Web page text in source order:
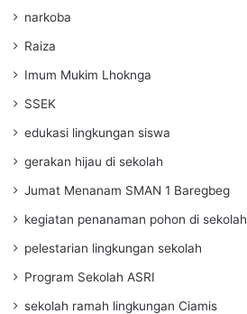
narkoba
Raiza
Imum Mukim Lhoknga
SSEK
edukasi lingkungan siswa
gerakan hijau di sekolah
Jumat Menanam SMAN 1 Baregbeg
kegiatan penanaman pohon di sekolah
pelestarian lingkungan sekolah
Program Sekolah ASRI
sekolah ramah lingkungan Ciamis